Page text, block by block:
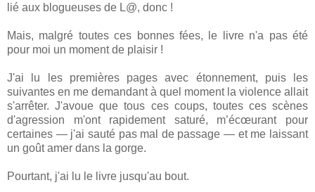
lié aux blogueuses de L@, donc !
Mais, malgré toutes ces bonnes fées, le livre n'a pas été
pour moi un moment de plaisir !
J'ai lu les premières pages avec étonnement, puis les
suivantes en me demandant à quel moment la violence allait
s'arrêter. J'avoue que tous ces coups, toutes ces scènes
d'agression m'ont rapidement saturé, m’écœurant pour
certaines — j'ai sauté pas mal de passage — et me laissant
un goût amer dans la gorge.
Pourtant, j'ai lu le livre jusqu'au bout.